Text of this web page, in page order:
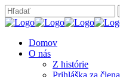
Domov
O nás
Z histórie
Prihláška za člena